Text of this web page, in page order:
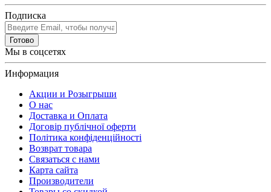
Подписка
Готово
Мы в соцсетях
Информация
Акции и Розыгрыши
О нас
Доставка и Оплата
Договір публічної оферти
Політика конфіденційності
Возврат товара
Связаться с нами
Карта сайта
Производители